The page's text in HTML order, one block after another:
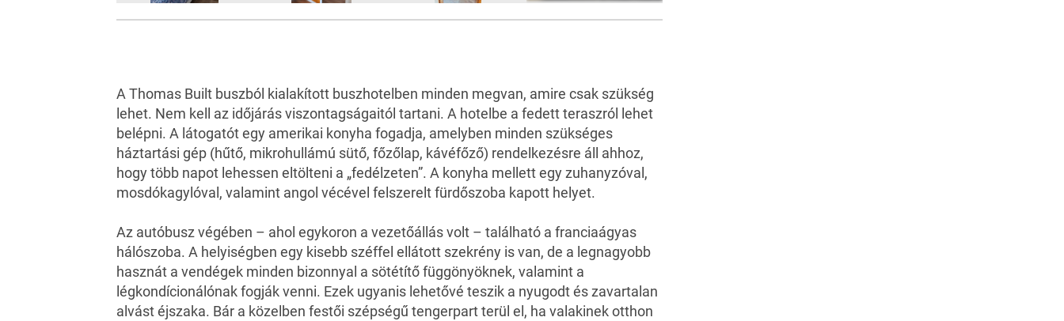
A Thomas Built buszból kialakított buszhotelben minden megvan, amire csak szükség
lehet. Nem kell az időjárás viszontagságaitól tartani. A hotelbe a fedett teraszról lehet
belépni. A látogatót egy amerikai konyha fogadja, amelyben minden szükséges
háztartási gép (hűtő, mikrohullámú sütő, főzőlap, kávéfőző) rendelkezésre áll ahhoz,
hogy több napot lehessen eltölteni a „fedélzeten”. A konyha mellett egy zuhanyzóval,
mosdókagylóval, valamint angol vécével felszerelt fürdőszoba kapott helyet.
Az autóbusz végében – ahol egykoron a vezetőállás volt – található a franciaágyas
hálószoba. A helyiségben egy kisebb széffel ellátott szekrény is van, de a legnagyobb
hasznát a vendégek minden bizonnyal a sötétítő függönyöknek, valamint a
légkondícionálónak fogják venni. Ezek ugyanis lehetővé teszik a nyugodt és zavartalan
alvást éjszaka. Bár a közelben festői szépségű tengerpart terül el, ha valakinek otthon